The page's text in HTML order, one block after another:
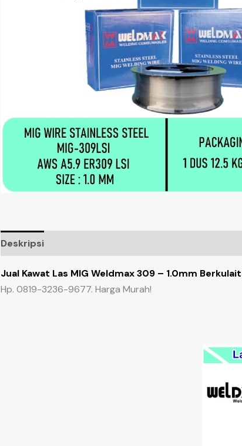
Deskripsi
Jual Kawat Las MIG Weldmax 309 – 1.0mm
Hp. 0819-3236-9677. Harga Murah!